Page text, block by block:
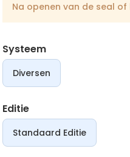
Na openen van de seal
Systeem
Diversen
Editie
Standaard Editie